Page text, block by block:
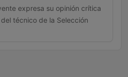
expresa su opinión crítica
técnico de la Selección